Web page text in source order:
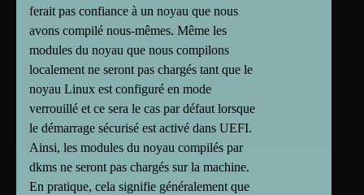
ferait pas confiance à un noyau que nous
avons compilé nous-mêmes. Même les
modules du noyau que nous compilons
localement ne seront pas chargés tant que le
noyau Linux est configuré en mode
verrouillé et ce sera le cas par défaut lorsque
le démarrage sécurisé est activé dans UEFI.
Ainsi, les modules du noyau compilés par
dkms ne seront pas chargés sur la machine.
En pratique, cela signifie généralement que